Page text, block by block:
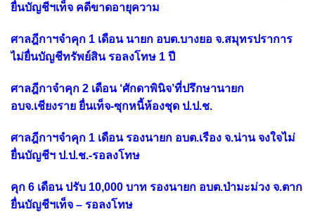
ยื่นบัญชีฯเท็จ คดีขาดอายุความ
ศาลฎีกาฯจำคุก 1 เดือน นายก อบต.บางยอ จ.สมุทรปราการ
ไม่ยื่นบัญชีทรัพย์สิน รอลงโทษ 1 ปี
ศาลฎีกาจำคุก 2 เดือน ‘ศักดาพินิจ’ที่ปรึกษานายก
อบจ.เชียงราย ยื่นเท็จ-ซุกหนี้ห้องชุด ป.ป.ช.
ศาลฎีกาฯจำคุก 1 เดือน รองนายก อบต.เรือง จ.น่าน จงใจไม่
ยื่นบัญชีฯ ป.ป.ช.-รอลงโทษ
คุก 6 เดือน ปรับ 10,000 บาท รองนายก อบต.ป่ามะม่วง จ.ตาก
ยื่นบัญชีฯเท็จ – รอลงโทษ